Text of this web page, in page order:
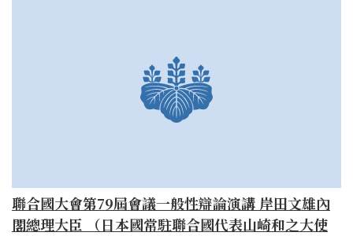
聯合國大會第79屆會議一般性辯論演講 岸田文雄內
閣總理大臣 （日本國常駐聯合國代表山崎和之大使